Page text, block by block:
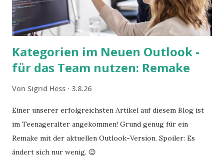
Kategorien im Neuen Outlook -
für das Team nutzen: Remake
Von Sigrid Hess 3.8.26
Einer unserer erfolgreichsten Artikel auf diesem Blog ist
im Teenageralter angekommen! Grund genug für ein
Remake mit der aktuellen Outlook-Version. Spoiler: Es
ändert sich nur wenig. 😉